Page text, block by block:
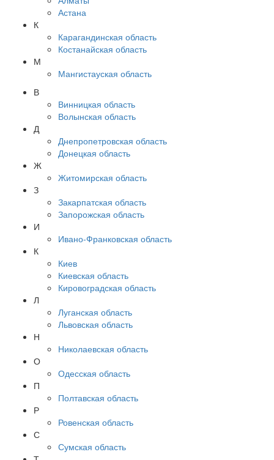
Астана
К
Карагандинская область
Костанайская область
М
Мангистауская область
В
Винницкая область
Волынская область
Д
Днепропетровская область
Донецкая область
Ж
Житомирская область
З
Закарпатская область
Запорожская область
И
Ивано-Франковская область
К
Киев
Киевская область
Кировоградская область
Л
Луганская область
Львовская область
Н
Николаевская область
О
Одесская область
П
Полтавская область
Р
Ровенская область
С
Сумская область